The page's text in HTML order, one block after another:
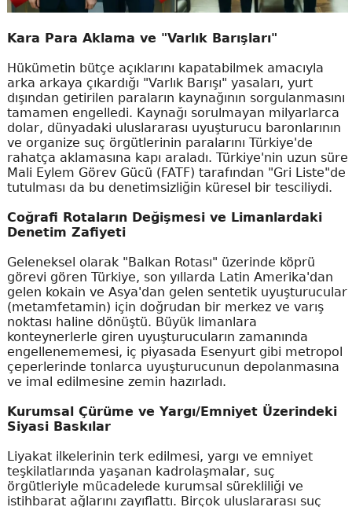
Kara Para Aklama ve "Varlık Barışları"
Hükümetin bütçe açıklarını kapatabilmek amacıyla
arka arkaya çıkardığı "Varlık Barışı" yasaları, yurt
dışından getirilen paraların kaynağının sorgulanmasını
tamamen engelledi. Kaynağı sorulmayan milyarlarca
dolar, dünyadaki uluslararası uyuşturucu baronlarının
ve organize suç örgütlerinin paralarını Türkiye'de
rahatça aklamasına kapı araladı. Türkiye'nin uzun süre
Mali Eylem Görev Gücü (FATF) tarafından "Gri Liste"de
tutulması da bu denetimsizliğin küresel bir tesciliydi.
Coğrafi Rotaların Değişmesi ve Limanlardaki
Denetim Zafiyeti
Geleneksel olarak "Balkan Rotası" üzerinde köprü
görevi gören Türkiye, son yıllarda Latin Amerika'dan
gelen kokain ve Asya'dan gelen sentetik uyuşturucular
(metamfetamin) için doğrudan bir merkez ve varış
noktası haline dönüştü. Büyük limanlara
konteynerlerle giren uyuşturucuların zamanında
engellenememesi, iç piyasada Esenyurt gibi metropol
çeperlerinde tonlarca uyuşturucunun depolanmasına
ve imal edilmesine zemin hazırladı.
Kurumsal Çürüme ve Yargı/Emniyet Üzerindeki
Siyasi Baskılar
Liyakat ilkelerinin terk edilmesi, yargı ve emniyet
teşkilatlarında yaşanan kadrolaşmalar, suç
örgütleriyle mücadelede kurumsal sürekliliği ve
istihbarat ağlarını zayıflattı. Birçok uluslararası suç